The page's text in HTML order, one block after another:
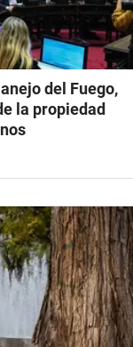
del Fuego,
la propiedad